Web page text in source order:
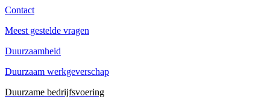
Contact
Meest gestelde vragen
Duurzaamheid
Duurzaam werkgeverschap
Duurzame bedrijfsvoering